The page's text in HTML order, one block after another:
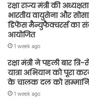
रक्षा राज्य मंत्री की
भारतीय वायुसेना और
डिफेंस मैन्युफैक्चरर्स का
आयोजित
1 week ago
रक्षा मंत्री ने पहली बार
यात्रा अभियान को पूरा
के चालक दल को
1 week ago